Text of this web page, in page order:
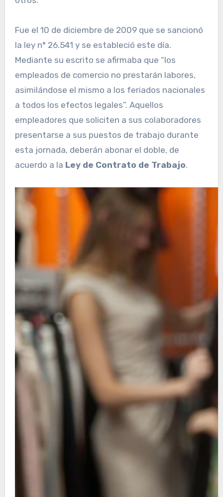
Fue el 10 de diciembre de 2009 que se sancionó
la ley n° 26.541 y se estableció este día.
Mediante su escrito se afirmaba que “los
empleados de comercio no prestarán labores,
asimilándose el mismo a los feriados nacionales
a todos los efectos legales”. Aquellos
empleadores que soliciten a sus colaboradores
presentarse a sus puestos de trabajo durante
esta jornada, deberán abonar el doble, de
acuerdo a la Ley de Contrato de Trabajo.